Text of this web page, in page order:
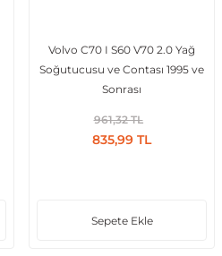
Volvo C70 I S60 V70 2.0 Yağ
Soğutucusu ve Contası 1995 ve
Sonrası
961,32 TL
835,99 TL
Sepete Ekle